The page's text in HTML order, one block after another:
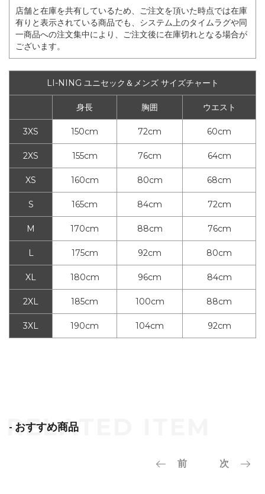
店舗と在庫を共有しているため、ご注文を頂いた時点では在庫
有りと表示されている商品でも、システム上のタイムラグや同
一商品への注文集中により、ご注文後に在庫切れとなる場合が
ございます。
LI-NING ユニセック＆メンズ サイズチャート
身長 胸囲 ウエスト
3XS 150cm 72cm 60cm
2XS 155cm 76cm 64cm
XS 160cm 80cm 68cm
S 165cm 84cm 72cm
M 170cm 88cm 76cm
L 175cm 92cm 80cm
XL 180cm 96cm 84cm
2XL 185cm 100cm 88cm
3XL 190cm 104cm 92cm
- おすすめ商品
前 次